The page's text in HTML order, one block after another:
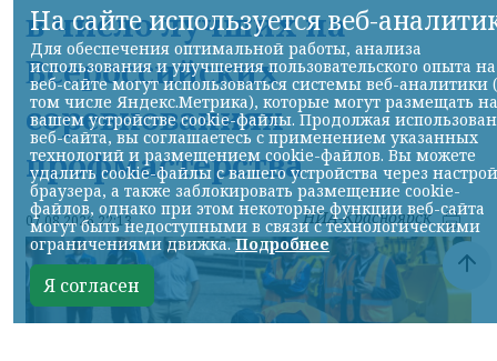
в число лучших на
Всероссийских
соревнованиях
профмастерства
07.08.2026 22:13 НИА-Красноярск
На сайте используется веб-
Для обеспечения оптимальной работы, анализа
использования и улучшения пользовательского опыта на
веб-сайте могут использоваться системы веб-аналитики
том числе Яндекс.Метрика), которые могут размещать на
вашем устройстве cookie-файлы. Продолжая
веб-сайта, вы соглашаетесь с применением указанных
технологий и размещением cookie-файлов. Вы можете
удалить cookie-файлы с вашего устройства через
браузера, а также заблокировать размещение cookie-
файлов, однако при этом некоторые функции веб-сайта
могут быть недоступными в связи с технологическими
ограничениями движка.Подробнее
Я согласен